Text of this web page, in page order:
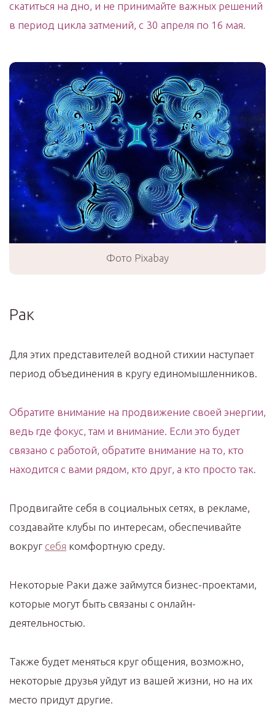
скатиться на дно, и не принимайте важных решений
в период цикла затмений, с 30 апреля по 16 мая.
Фото Pixabay
Рак
Для этих представителей водной стихии наступает
период объединения в кругу единомышленников.
Обратите внимание на продвижение своей энергии,
ведь где фокус, там и внимание. Если это будет
связано с работой, обратите внимание на то, кто
находится с вами рядом, кто друг, а кто просто так.
Продвигайте себя в социальных сетях, в рекламе,
создавайте клубы по интересам, обеспечивайте
вокруг себя комфортную среду.
Некоторые Раки даже займутся бизнес-проектами,
которые могут быть связаны с онлайн-
деятельностью.
Также будет меняться круг общения, возможно,
некоторые друзья уйдут из вашей жизни, но на их
место придут другие.